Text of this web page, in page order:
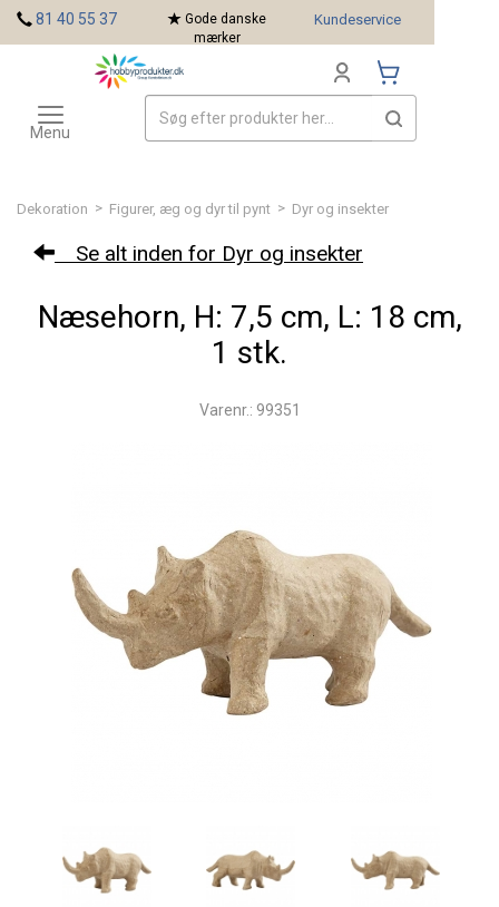
Dekoration > Figurer, æg og dyr til pynt > Dyr og insekter
Se alt inden for Dyr og insekter
Næsehorn, H: 7,5 cm, L: 18 cm,
1 stk.
Varenr.: 99351
81 40 55 37
Gode danske
mærker
Kundeservice
Toggle
navigation
Menu
Mærker